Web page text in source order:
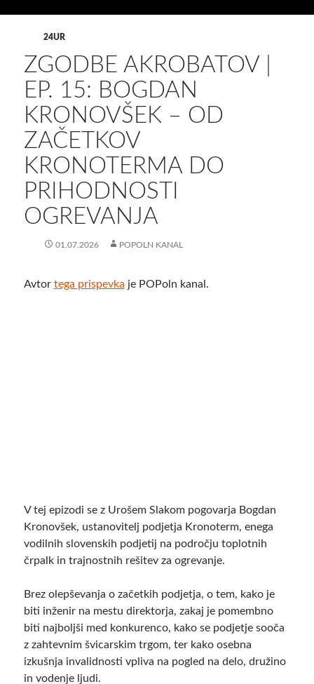
24UR
ZGODBE AKROBATOV |
EP. 15: BOGDAN
KRONOVŠEK – OD
ZAČETKOV
KRONOTERMA DO
PRIHODNOSTI
OGREVANJA
01.07.2026 POPOLN KANAL
Avtor tega prispevka je POPoln kanal.
V tej epizodi se z Urošem Slakom pogovarja Bogdan
Kronovšek, ustanovitelj podjetja Kronoterm, enega
vodilnih slovenskih podjetij na področju toplotnih
črpalk in trajnostnih rešitev za ogrevanje.
Brez olepševanja o začetkih podjetja, o tem, kako je
biti inženir na mestu direktorja, zakaj je pomembno
biti najboljši med konkurenco, kako se podjetje sooča
z zahtevnim švicarskim trgom, ter kako osebna
izkušnja invalidnosti vpliva na pogled na delo, družino
in vodenje ljudi.